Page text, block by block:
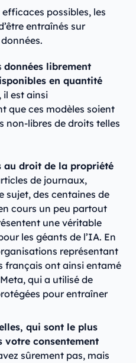
possibles, les
entraînés sur
données librement
en quantité
il est ainsi
que ces modèles soient
non-libres de droits telles
au droit de la propriété
de journaux,
sujet, des centaines de
cours un peu partout
une véritable
les géants de l’IA. En
représentant
français ont ainsi entamé
qui a utilisé de
pour entraîner
qui sont le plus
votre consentement
sûrement pas, mais